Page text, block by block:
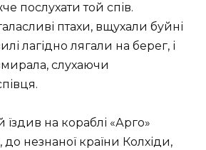
послухати той спів.
птахи, вщухали буйні
лагідно лягали на берег, і
слухаючи
на кораблі «Арго»
до незнаної країни Колхіди,